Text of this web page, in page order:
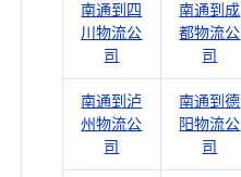
南通到四
川物流公
司
南通到成
都物流公
司
南通到泸
州物流公
司
南通到德
阳物流公
司